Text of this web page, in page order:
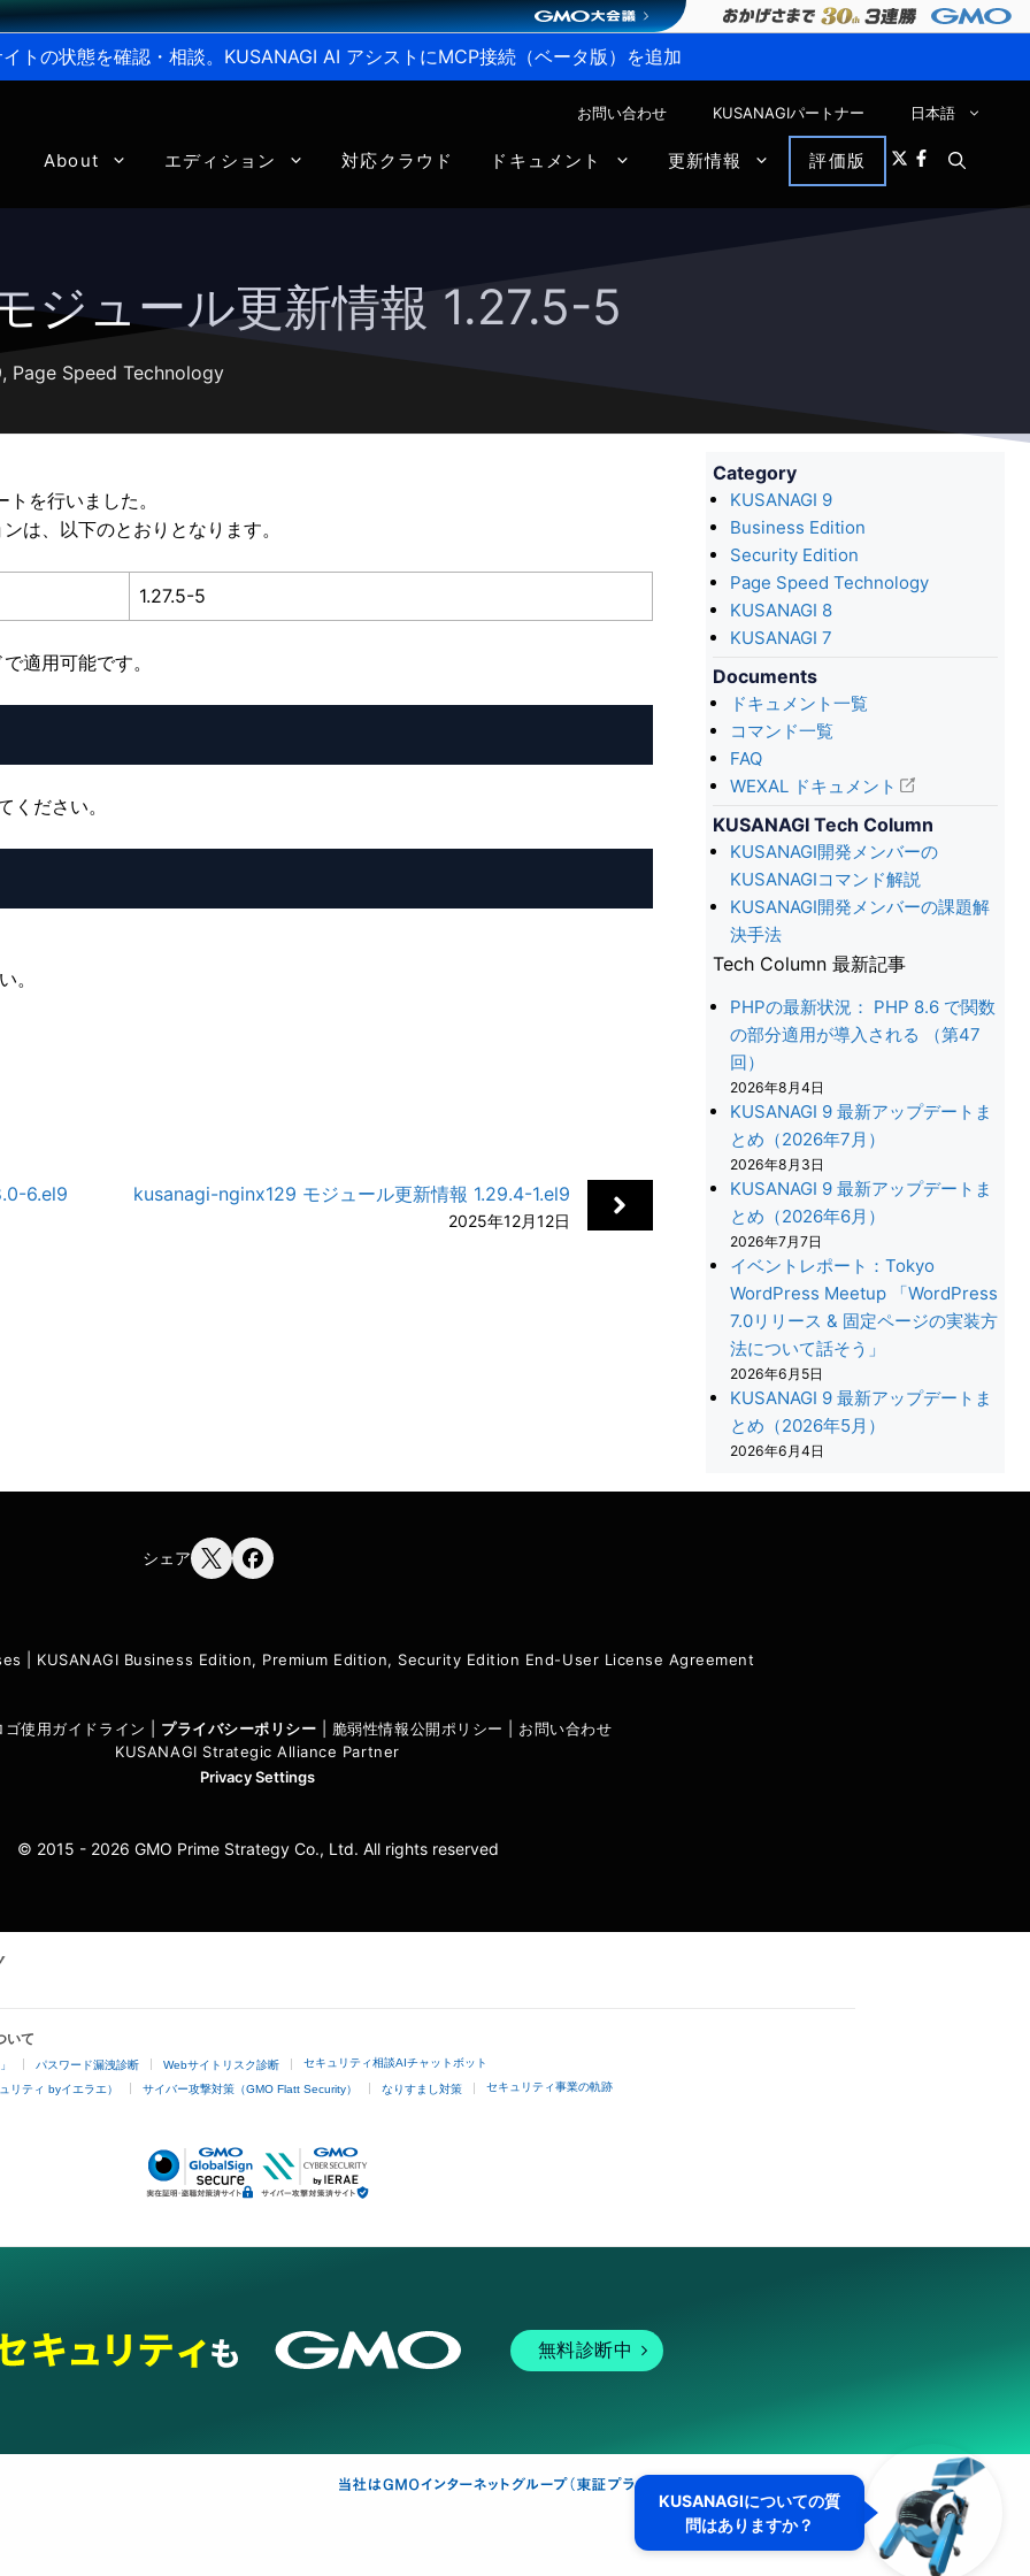
トの状態を確認・相談。KUSANAGI AI アシストにMCP接続（ベータ版）を追加
お問い合わせ KUSANAGIパートナー 日本語
About エディション 対応クラウド ドキュメント 更新情報 評価版
ジュール更新情報 1.27.5-5
, Page Speed Technology
を行いました。
は、以下のとおりとなります。
1.27.5-5
適用可能です。
ださい。
。
6.el9 kusanagi-nginx129 モジュール更新情報 1.29.4-1.el9
2025年12月12日
Category
KUSANAGI 9
Business Edition
Security Edition
Page Speed Technology
KUSANAGI 8
KUSANAGI 7
Documents
ドキュメント一覧
コマンド一覧
FAQ
WEXAL ドキュメント
KUSANAGI Tech Column
KUSANAGI開発メンバーの
KUSANAGIコマンド解説
KUSANAGI開発メンバーの課題解
決手法
Tech Column 最新記事
PHPの最新状況： PHP 8.6 で関数
の部分適用が導入される （第47
回）
2026年8月4日
KUSANAGI 9 最新アップデートま
とめ（2026年7月）
2026年8月3日
KUSANAGI 9 最新アップデートま
とめ（2026年6月）
2026年7月7日
イベントレポート：Tokyo
WordPress Meetup 「WordPress
7.0リリース & 固定ページの実装方
法について話そう」
2026年6月5日
KUSANAGI 9 最新アップデートま
とめ（2026年5月）
2026年6月4日
シェア
KUSANAGI Business Edition, Premium Edition, Security Edition End-User License Agreement
使用ガイドライン プライバシーポリシー 脆弱性情報公開ポリシー
お問い合わせ
KUSANAGI Strategic Alliance Partner
Privacy Settings
© 2015 - 2026 GMO Prime Strategy Co., Ltd. All rights reserved
いて
パスワード漏洩診断 Webサイトリスク診断 セキュリティ相談AIチャットボット
リティ byイエラエ） サイバー攻撃対策（GMO Flatt Security） なりすまし対策 セキュリティ事業の軌跡
無料診断中
KUSANAGIについての質
問はありますか？